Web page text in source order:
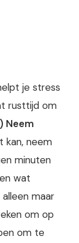
je stress
rusttijd om
Neem
kan, neem
minuten
wat
maar
om op
om te